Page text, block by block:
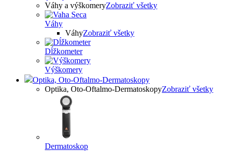
Váhy a výškomeryZobraziť všetky
Váhy
VáhyZobraziť všetky
Dĺžkometer
Výškomery
Optika, Oto-Oftalmo-Dermatoskopy
Optika, Oto-Oftalmo-DermatoskopyZobraziť všetky
Dermatoskop